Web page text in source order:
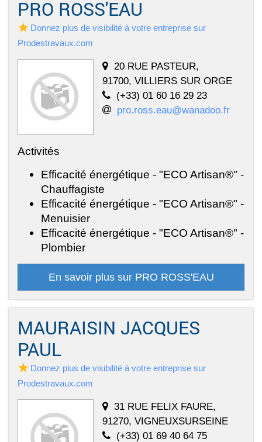
PRO ROSS'EAU
Donnez plus de visibilité à votre entreprise sur
Prodestravaux.com
20 RUE PASTEUR,
91700, VILLIERS SUR ORGE
(+33) 01 60 16 29 23
pro.ross.eau@wanadoo.fr
Activités
Efficacité énergétique - "ECO Artisan®" -
Chauffagiste
Efficacité énergétique - "ECO Artisan®" -
Menuisier
Efficacité énergétique - "ECO Artisan®" -
Plombier
En savoir plus sur PRO ROSS'EAU
MAURAISIN JACQUES
PAUL
Donnez plus de visibilité à votre entreprise sur
Prodestravaux.com
31 RUE FELIX FAURE,
91270, VIGNEUXSURSEINE
(+33) 01 69 40 64 75